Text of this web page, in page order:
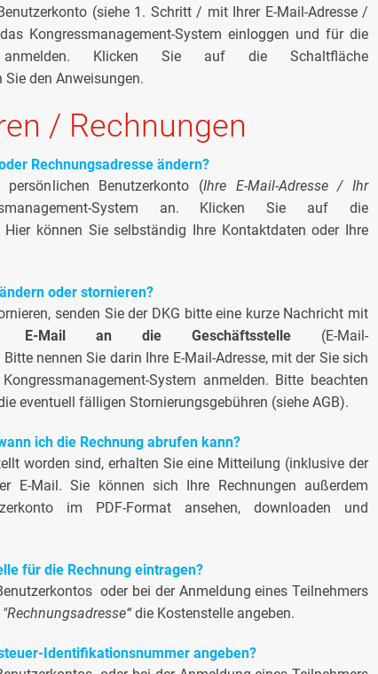
(siehe 1. Schritt / mit Ihrer E-Mail-Adresse /
Kongressmanagement-System einloggen und für die
anmelden. Klicken Sie auf die Schaltfläche
den Anweisungen.
/ Rechnungen
Rechnungsadresse ändern?
Benutzerkonto (Ihre E-Mail-Adresse / Ihr
System an. Klicken Sie auf die
Hier können Sie selbständig Ihre Kontaktdaten oder Ihre
oder stornieren?
senden Sie der DKG bitte eine kurze Nachricht mit
Mail an die Geschäftsstelle (E-Mail-
Bitte nennen Sie darin Ihre E-Mail-Adresse, mit der Sie sich
System anmelden. Bitte beachten
eventuell fälligen Stornierungsgebühren (siehe AGB).
ich die Rechnung abrufen kann?
worden sind, erhalten Sie eine Mitteilung (inklusive der
E-Mail. Sie können sich Ihre Rechnungen außerdem
im PDF-Format ansehen, downloaden und
für die Rechnung eintragen?
oder bei der Anmeldung eines Teilnehmers
"Rechnungsadresse“die Kostenstelle angeben.
Identifikationsnummer angeben?